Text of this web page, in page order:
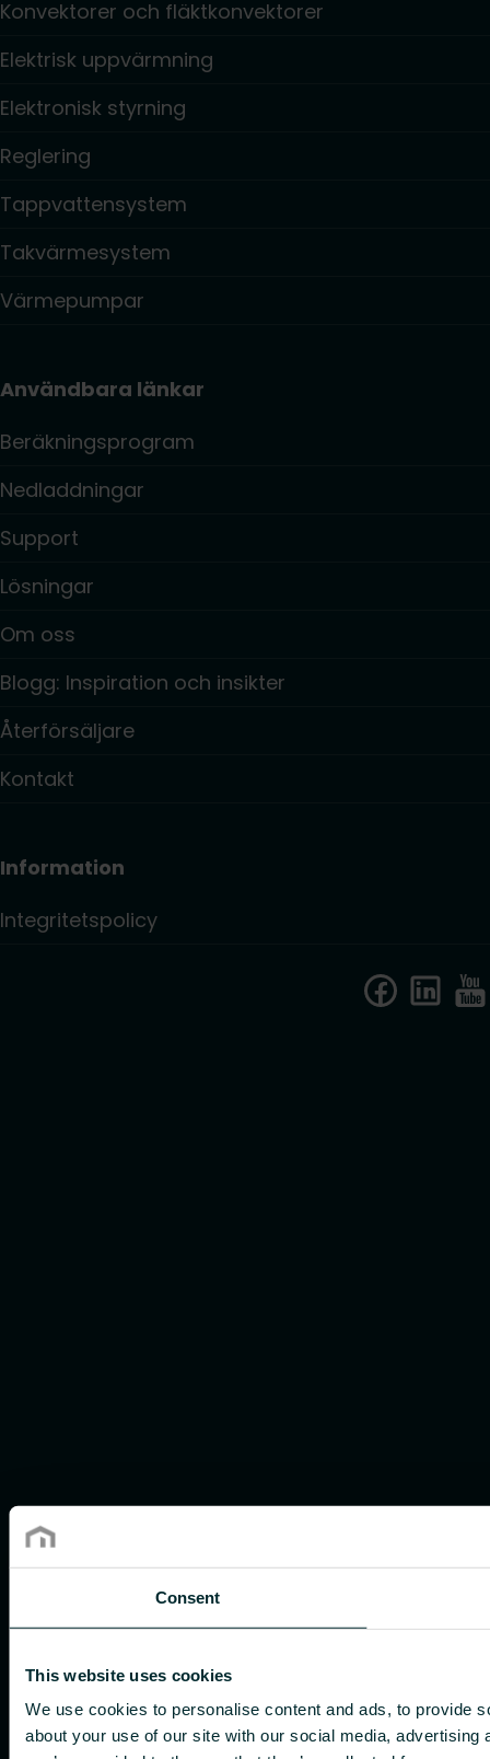
Consent
This website uses cookies
We use cookies to personalise content and ads, to provide
about your use of our site with our social media,
Konvektorer och fläktkonvektorer
Elektrisk uppvärmning
Elektronisk styrning
Reglering
Tappvattensystem
Takvärmesystem
Värmepumpar
Användbara länkar
Beräkningsprogram
Nedladdningar
Support
Lösningar
Om oss
Blogg: Inspiration och insikter
Återförsäljare
Kontakt
Information
Integritetspolicy